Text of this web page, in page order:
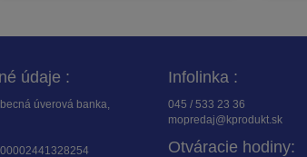
údaje :
úverová banka,
Infolinka :
045 / 533 23 36
mopredaj@kprodukt.sk
Otváracie hodiny: